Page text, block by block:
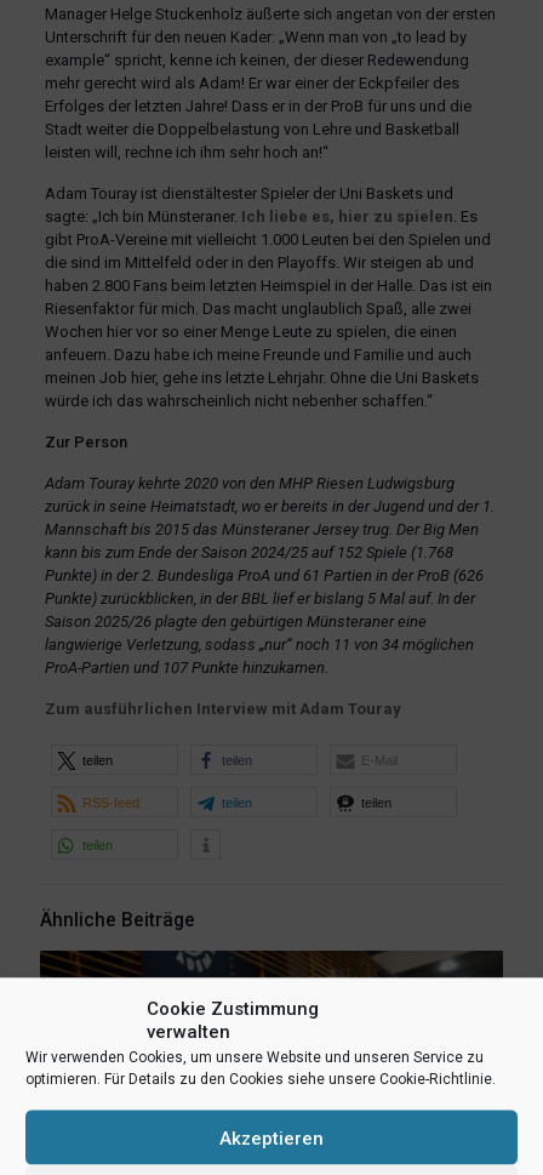
Cookie Zustimmung
verwalten
Wir verwenden Cookies, um unsere Website und unseren Service zu
optimieren. Für Details zu den Cookies siehe unsere Cookie-Richtlinie.
Akzeptieren
Manager Helge Stuckenholz äußerte sich angetan von der ersten
Unterschrift für den neuen Kader: „Wenn man von „to lead by
example“ spricht, kenne ich keinen, der dieser Redewendung
mehr gerecht wird als Adam! Er war einer der Eckpfeiler des
Erfolges der letzten Jahre! Dass er in der ProB für uns und die
Stadt weiter die Doppelbelastung von Lehre und Basketball
leisten will, rechne ich ihm sehr hoch an!“
Adam Touray ist dienstältester Spieler der Uni Baskets und
sagte: „Ich bin Münsteraner. Ich liebe es, hier zu spielen . Es
gibt ProA-Vereine mit vielleicht 1.000 Leuten bei den Spielen und
die sind im Mittelfeld oder in den Playoffs. Wir steigen ab und
haben 2.800 Fans beim letzten Heimspiel in der Halle. Das ist ein
Riesenfaktor für mich. Das macht unglaublich Spaß, alle zwei
Wochen hier vor so einer Menge Leute zu spielen, die einen
anfeuern. Dazu habe ich meine Freunde und Familie und auch
meinen Job hier, gehe ins letzte Lehrjahr. Ohne die Uni Baskets
würde ich das wahrscheinlich nicht nebenher schaffen.“
Zur Person
Adam Touray kehrte 2020 von den MHP Riesen Ludwigsburg
zurück in seine Heimatstadt, wo er bereits in der Jugend und der 1.
Mannschaft bis 2015 das Münsteraner Jersey trug. Der Big Men
kann bis zum Ende der Saison 2024/25 auf 152 Spiele (1.768
Punkte) in der 2. Bundesliga ProA und 61 Partien in der ProB (626
Punkte) zurückblicken, in der BBL lief er bislang 5 Mal auf. In der
Saison 2025/26 plagte den gebürtigen Münsteraner eine
langwierige Verletzung, sodass „nur“ noch 11 von 34 möglichen
ProA-Partien und 107 Punkte hinzukamen.
Zum ausführlichen Interview mit Adam Touray
teilen teilen E-Mail
RSS-feed teilen teilen
teilen
Ähnliche Beiträge